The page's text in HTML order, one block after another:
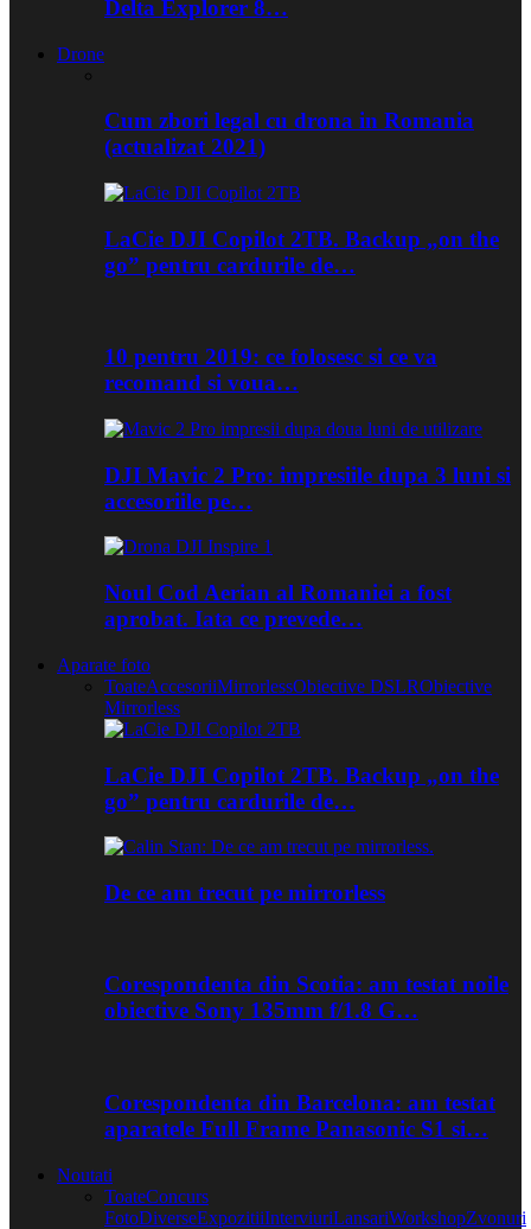
Delta Explorer 8…
Drone
Cum zbori legal cu drona in Romania
(actualizat 2021)
LaCie DJI Copilot 2TB. Backup „on the
go” pentru cardurile de…
10 pentru 2019: ce folosesc si ce va
recomand si voua…
DJI Mavic 2 Pro: impresiile dupa 3 luni si
accesoriile pe…
Noul Cod Aerian al Romaniei a fost
aprobat. Iata ce prevede…
Aparate foto
ToateAccesoriiMirrorlessObiective DSLRObiective
Mirrorless
LaCie DJI Copilot 2TB. Backup „on the
go” pentru cardurile de…
De ce am trecut pe mirrorless
Corespondenta din Scotia: am testat noile
obiective Sony 135mm f/1.8 G…
Corespondenta din Barcelona: am testat
aparatele Full Frame Panasonic S1 si…
Noutati
ToateConcurs
FotoDiverseExpozitiiInterviuriLansariWorkshopZvonuri